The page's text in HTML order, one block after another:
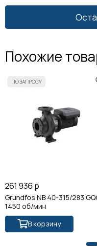
Похожие
261 936 р
Grundfos NB 40-315/283
1450 об/мин
В корзину